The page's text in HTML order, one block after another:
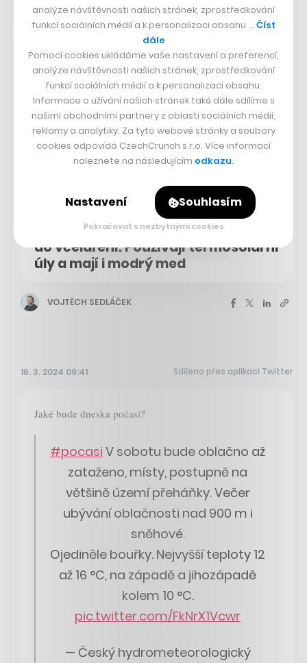
16. 3. 2024 11:02
Z Prahy odešli na venkov a pustili se
do včelaření. Používají termosolární
úly a mají i modrý med
VOJTĚCH SEDLÁČEK
16. 3. 2024 09:41 Sdíleno přes aplikaci Twitter
Jaké bude dneska počasí?
#pocasi V sobotu bude oblačno až
zataženo, místy, postupně na
většině území přeháňky. Večer
ubývání oblačnosti nad 900 m i
sněhové.
Ojediněle bouřky. Nejvyšší teploty 12
až 16 °C, na západě a jihozápadě
kolem 10 °C.
pic.twitter.com/FkNrX1Vcwr
— Český hydrometeorologický
analýze návštěvnosti našich stránek, zprostředkování
funkcí sociálních médií a k personalizaci obsahu … Číst
dále
Pomocí cookies ukládáme vaše nastavení a preferencí,
analýze návštěvnosti našich stránek, zprostředkování
funkcí sociálních médií a k personalizaci obsahu.
Informace o užívání našich stránek také dále sdílíme s
našimi obchodními partnery z oblasti sociálních médií,
reklamy a analytiky. Za tyto webové stránky a soubory
cookies odpovídá CzechCrunch s.r.o. Více informací
naleznete na následujícím odkazu.
Nastavení Souhlasím
Pokračovat s nezbytnými cookies